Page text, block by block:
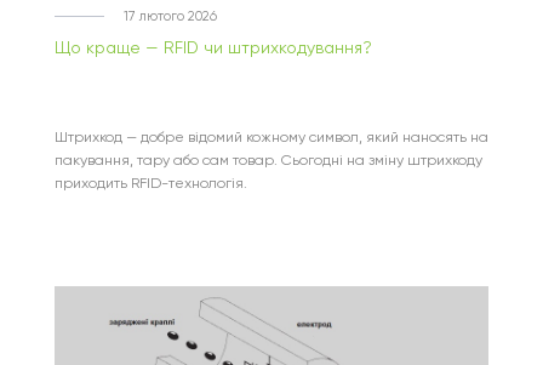
17 лютого 2026
Що краще — RFID чи штрихкодування?
Штрихкод — добре відомий кожному символ, який наносять на
пакування, тару або сам товар. Сьогодні на зміну штрихкоду
приходить RFID-технологія.